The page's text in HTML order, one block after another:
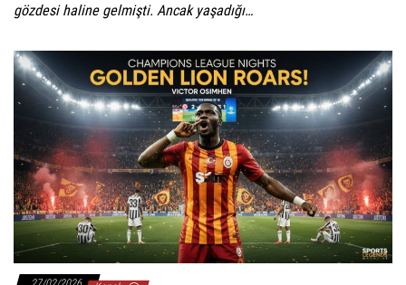
gözdesi haline gelmişti. Ancak yaşadığı…